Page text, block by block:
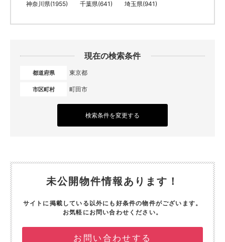
神奈川県(1955) 千葉県(641) 埼玉県(941)
現在の検索条件
都道府県 東京都
市区町村 町田市
検索条件を変更する
未公開物件情報あります！
サイトに掲載している以外にも好条件の物件がございます。
お気軽にお問い合わせください。
お問い合わせする